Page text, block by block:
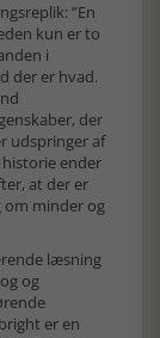
”En
kun er to
i
der er hvad.
der
udspringer af
historie ender
at der er
om minder og
læsning
og
er en